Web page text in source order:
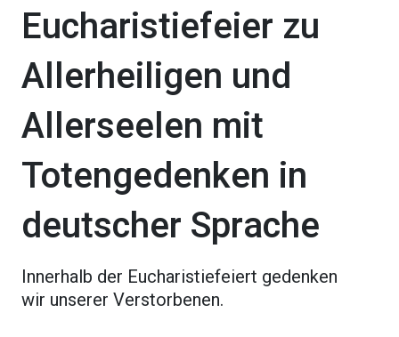
Eucharistiefeier zu
Allerheiligen und
Allerseelen mit
Totengedenken in
deutscher Sprache
Innerhalb der Eucharistiefeiert gedenken
wir unserer Verstorbenen.